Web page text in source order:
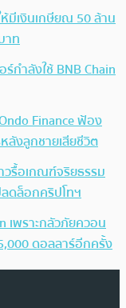
มีเงินเกษียณ 50 ล้าน
าท
กำลังใช้ BNB Chain
Finance ฟ้อง
ลังลูกชายเสียชีวิต
วรื้อเกณฑ์จริยธรรม
ดล็อกคริปโทฯ
เพราะกลัวภัยควอน
ดอลลาร์อีกครั้ง